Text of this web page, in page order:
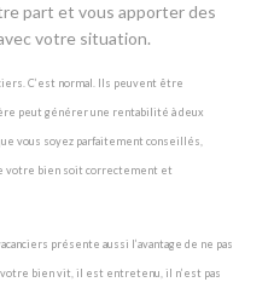
part et vous apporter des
votre situation.
C’est normal. Ils peuvent être
peut générer une rentabilité à deux
vous soyez parfaitement conseillés,
votre bien soit correctement et
présente aussi l’avantage de ne pas
bien vit, il est entretenu, il n’est pas